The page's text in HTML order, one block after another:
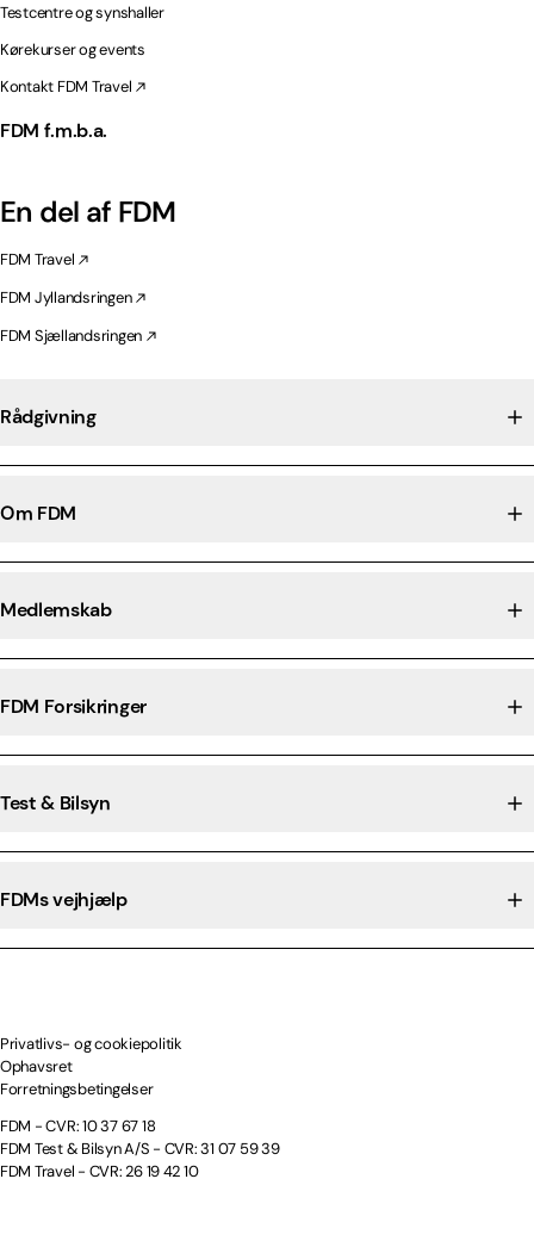
Testcentre og synshaller
Kørekurser og events
Kontakt FDM Travel
FDM f.m.b.a.
En del af FDM
FDM Travel
FDM Jyllandsringen
FDM Sjællandsringen
Rådgivning
Om FDM
Medlemskab
FDM Forsikringer
Test & Bilsyn
FDMs vejhjælp
Privatlivs- og cookiepolitik
Ophavsret
Forretningsbetingelser
FDM - CVR: 10 37 67 18
FDM Test & Bilsyn A/S - CVR: 31 07 59 39
FDM Travel - CVR: 26 19 42 10